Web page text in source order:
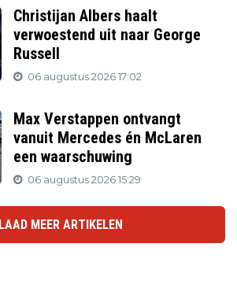
Christijan Albers haalt
verwoestend uit naar George
Russell
06 augustus 2026 17:02
Max Verstappen ontvangt
vanuit Mercedes én McLaren
een waarschuwing
06 augustus 2026 15:29
LAAD MEER ARTIKELEN